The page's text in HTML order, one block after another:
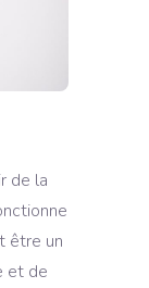
de la
être un
et de